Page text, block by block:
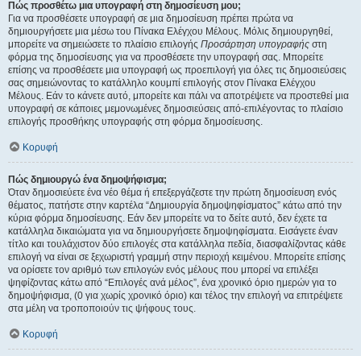
Πώς προσθέτω μια υπογραφή στη δημοσίευση μου;
Για να προσθέσετε υπογραφή σε μια δημοσίευση πρέπει πρώτα να
δημιουργήσετε μια μέσω του Πίνακα Ελέγχου Μέλους. Μόλις δημιουργηθεί,
μπορείτε να σημειώσετε το πλαίσιο επιλογής Προσάρτηση υπογραφής στη
φόρμα της δημοσίευσης για να προσθέσετε την υπογραφή σας. Μπορείτε
επίσης να προσθέσετε μια υπογραφή ως προεπιλογή για όλες τις δημοσιεύσεις
σας σημειώνοντας το κατάλληλο κουμπί επιλογής στον Πίνακα Ελέγχου
Μέλους. Εάν το κάνετε αυτό, μπορείτε και πάλι να αποτρέψετε να προστεθεί μια
υπογραφή σε κάποιες μεμονωμένες δημοσιεύσεις από-επιλέγοντας το πλαίσιο
επιλογής προσθήκης υπογραφής στη φόρμα δημοσίευσης.
Κορυφή
Πώς δημιουργώ ένα δημοψήφισμα;
Όταν δημοσιεύετε ένα νέο θέμα ή επεξεργάζεστε την πρώτη δημοσίευση ενός
θέματος, πατήστε στην καρτέλα “Δημιουργία δημοψηφίσματος” κάτω από την
κύρια φόρμα δημοσίευσης. Εάν δεν μπορείτε να το δείτε αυτό, δεν έχετε τα
κατάλληλα δικαιώματα για να δημιουργήσετε δημοψηφίσματα. Εισάγετε έναν
τίτλο και τουλάχιστον δύο επιλογές στα κατάλληλα πεδία, διασφαλίζοντας κάθε
επιλογή να είναι σε ξεχωριστή γραμμή στην περιοχή κειμένου. Μπορείτε επίσης
να ορίσετε τον αριθμό των επιλογών ενός μέλους που μπορεί να επιλέξει
ψηφίζοντας κάτω από “Επιλογές ανά μέλος”, ένα χρονικό όριο ημερών για το
δημοψήφισμα, (0 για χωρίς χρονικό όριο) και τέλος την επιλογή να επιτρέψετε
στα μέλη να τροποποιούν τις ψήφους τους.
Κορυφή